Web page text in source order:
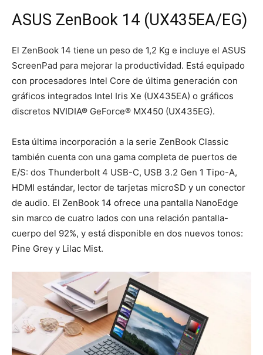
ASUS ZenBook 14 (UX435EA/EG)
El ZenBook 14 tiene un peso de 1,2 Kg e incluye el ASUS
ScreenPad para mejorar la productividad. Está equipado
con procesadores Intel Core de última generación con
gráficos integrados Intel Iris Xe (UX435EA) o gráficos
discretos NVIDIA® GeForce® MX450 (UX435EG).
Esta última incorporación a la serie ZenBook Classic
también cuenta con una gama completa de puertos de
E/S: dos Thunderbolt 4 USB-C, USB 3.2 Gen 1 Tipo-A,
HDMI estándar, lector de tarjetas microSD y un conector
de audio. El ZenBook 14 ofrece una pantalla NanoEdge
sin marco de cuatro lados con una relación pantalla-
cuerpo del 92%, y está disponible en dos nuevos tonos:
Pine Grey y Lilac Mist.